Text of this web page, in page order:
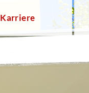
Karriere